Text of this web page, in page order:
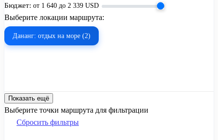
Бюджет: от 1 640 до 2 339 USD
Выберите локации маршрута:
Дананг: отдых на море (2)
Показать ещё
Выберите точки маршрута для фильтрации
Сбросить фильтры